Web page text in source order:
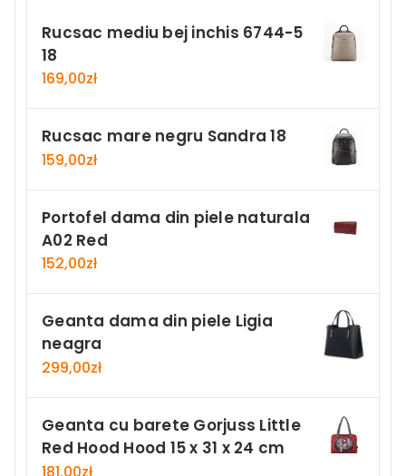
Rucsac mediu bej inchis 6744-5
18
169,00zł
Rucsac mare negru Sandra 18
159,00zł
Portofel dama din piele naturala
A02 Red
152,00zł
Geanta dama din piele Ligia
neagra
299,00zł
Geanta cu barete Gorjuss Little
Red Hood Hood 15 x 31 x 24 cm
181,00zł